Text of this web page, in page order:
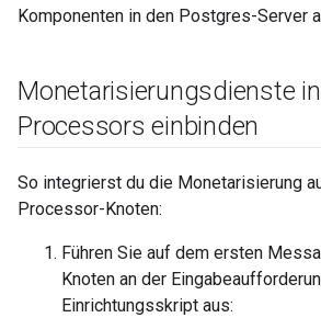
Komponenten in den Postgres-Server
Monetarisierungsdienste
Processors einbinden
So integrierst du die Monetarisierung
Processor-Knoten:
Führen Sie auf dem ersten
Knoten an der
Einrichtungsskript aus: